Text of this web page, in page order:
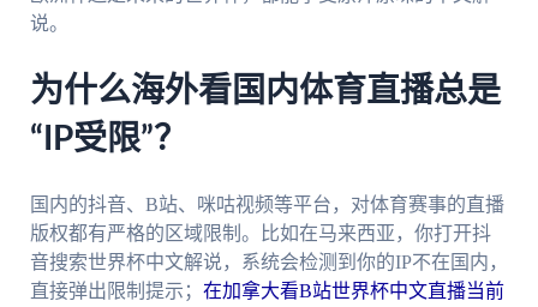
说。
为什么海外看国内体育直播总是
“IP受限”？
国内的抖音、B站、咪咕视频等平台，对体育赛事的直播
版权都有严格的区域限制。比如在马来西亚，你打开抖
音搜索世界杯中文解说，系统会检测到你的IP不在国内，
直接弹出限制提示； 在加拿大看B站世界杯中文直播当前